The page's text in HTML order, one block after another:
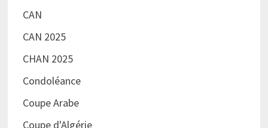
CAN
CAN 2025
CHAN 2025
Condoléance
Coupe Arabe
Coupe d'Algérie